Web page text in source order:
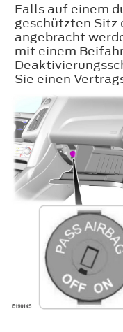
Falls auf einem
geschützten Sitz
angebracht
mit einem
Sie einen